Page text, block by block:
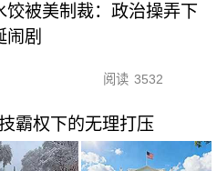
饺被美制裁：政治操弄下
闹剧
阅读 3532
霸权下的无理打压